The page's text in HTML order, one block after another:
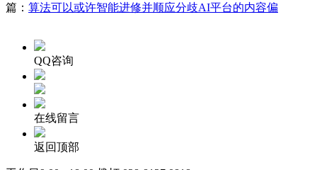
篇： 算法可以或许智能进修并顺应分歧AI平台的内容偏
QQ咨询
在线留言
返回顶部